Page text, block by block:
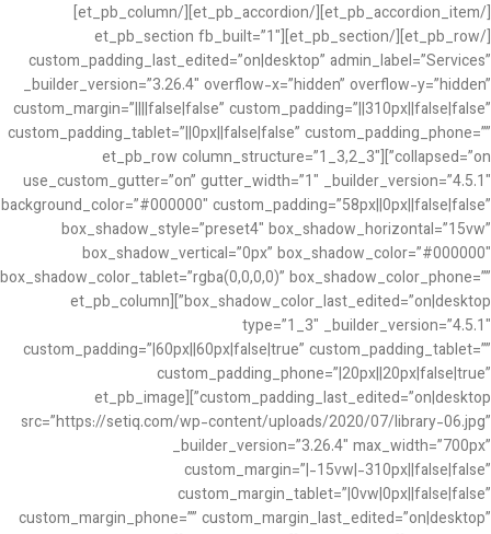
[/et_pb_accordion_item][/et_pb_accordion][/et_pb_column]
[/et_pb_row][/et_pb_section][et_pb_section fb_built=”1″
custom_padding_last_edited=”on|desktop” admin_label=”Services”
_builder_version=”3.26.4″ overflow-x=”hidden” overflow-y=”hidden”
custom_margin=”||||false|false” custom_padding=”||310px||false|false”
custom_padding_tablet=”||0px||false|false” custom_padding_phone=””
collapsed=”on”][et_pb_row column_structure=”1_3,2_3″
use_custom_gutter=”on” gutter_width=”1″ _builder_version=”4.5.1″
background_color=”#000000″ custom_padding=”58px||0px||false|false”
box_shadow_style=”preset4″ box_shadow_horizontal=”15vw”
box_shadow_vertical=”0px” box_shadow_color=”#000000″
box_shadow_color_tablet=”rgba(0,0,0,0)” box_shadow_color_phone=””
box_shadow_color_last_edited=”on|desktop”][et_pb_column
type=”1_3″ _builder_version=”4.5.1″
custom_padding=”|60px||60px|false|true” custom_padding_tablet=””
custom_padding_phone=”|20px||20px|false|true”
custom_padding_last_edited=”on|desktop”][et_pb_image
src=”https://setiq.com/wp-content/uploads/2020/07/library-06.jpg”
_builder_version=”3.26.4″ max_width=”700px”
custom_margin=”|-15vw|-310px||false|false”
custom_margin_tablet=”|0vw|0px||false|false”
custom_margin_phone=”” custom_margin_last_edited=”on|desktop”